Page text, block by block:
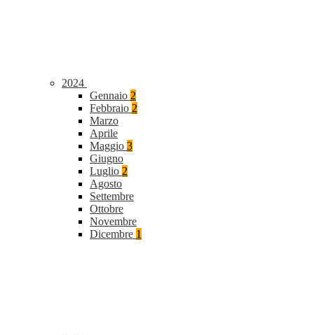
2024
Gennaio 2
Febbraio 2
Marzo
Aprile
Maggio 3
Giugno
Luglio 2
Agosto
Settembre
Ottobre
Novembre
Dicembre 1